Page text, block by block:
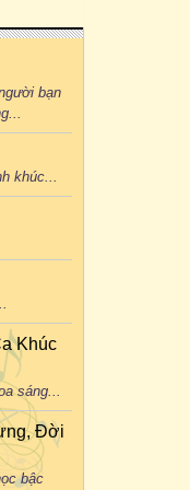
bạn
khúc...
Khúc
sáng...
Đời
bậc